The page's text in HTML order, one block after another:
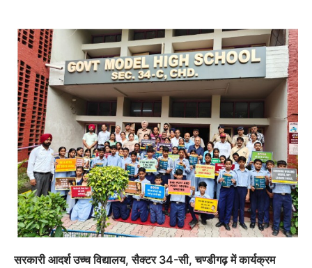
सरकारी आदर्श उच्च विद्यालय, सैक्टर 34-सी, चण्डीगढ़ में कार्यक्रम